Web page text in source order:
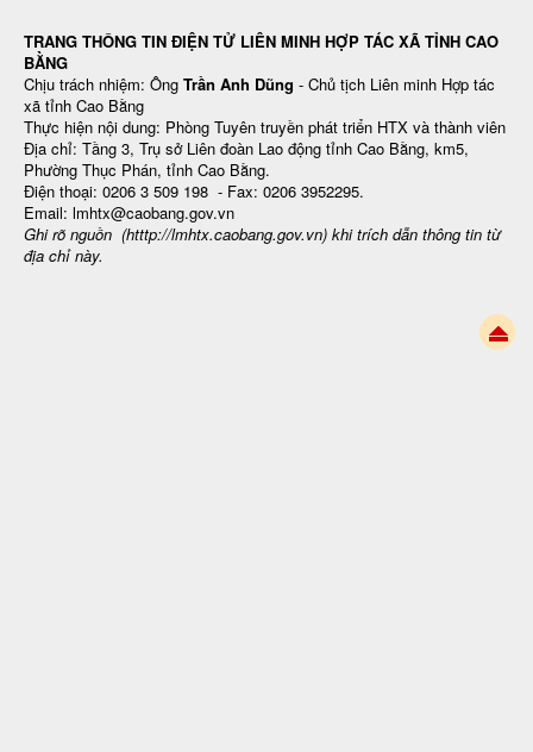
TRANG THÔNG TIN ĐIỆN TỬ LIÊN MINH HỢP TÁC XÃ TỈNH CAO
BẰNG
Chịu trách nhiệm: Ông Trần Anh Dũng - Chủ tịch Liên minh Hợp tác
xã tỉnh Cao Bằng
Thực hiện nội dung: Phòng Tuyên truyền phát triển HTX và thành viên
Địa chỉ: Tầng 3, Trụ sở Liên đoàn Lao động tỉnh Cao Bằng, km5,
Phường Thục Phán, tỉnh Cao Bằng.
Điện thoại: 0206 3 509 198 - Fax: 0206 3952295.
Email: lmhtx@caobang.gov.vn
Ghi rõ nguồn (htttp://lmhtx.caobang.gov.vn) khi trích dẫn thông tin từ
địa chỉ này.